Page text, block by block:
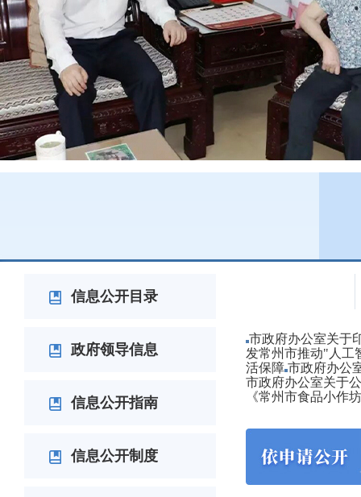
信息公开目录
政府领导信息
信息公开指南
信息公开制度
市政府办公室关于
发常州市推动"人工
活保障 市政府办公
市政府办公室关于
《常州市食品小作